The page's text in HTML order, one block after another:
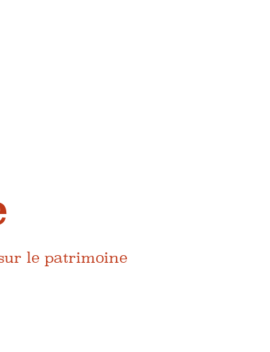
le patrimoine